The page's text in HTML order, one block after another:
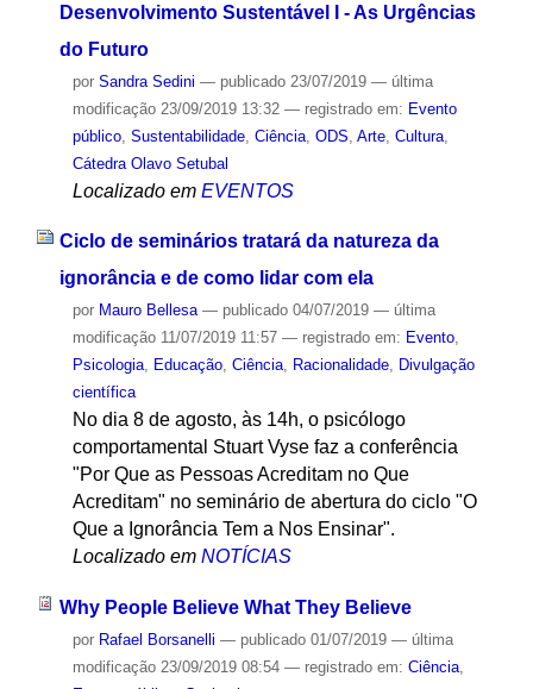
Desenvolvimento Sustentável I - As Urgências
do Futuro
por Sandra Sedini — publicado23/07/2019 — última
modificação23/09/2019 13:32 — registrado em: Evento
público, Sustentabilidade, Ciência, ODS Arte, Cultura,
Cátedra Olavo Setubal
Localizado em EVENTOS
Ciclo de seminários tratará da natureza da
ignorância e de como lidar com ela
por Mauro Bellesa — publicado04/07/2019 — última
modificação11/07/2019 11:57 — registrado em: Evento,
Psicologia, Educação, Ciência, Racionalidade, Divulgação
científica
No dia 8 de agosto, às 14h, o psicólogo
comportamental Stuart Vyse faz a conferência
"Por Que as Pessoas Acreditam no Que
Acreditam" no seminário de abertura do ciclo "O
Que a Ignorância Tem a Nos Ensinar".
Localizado em NOTÍCIAS
Why People Believe What They Believe
por Rafael Borsanelli — publicado01/07/2019 — última
modificação23/09/2019 08:54 — registrado em: Ciência,